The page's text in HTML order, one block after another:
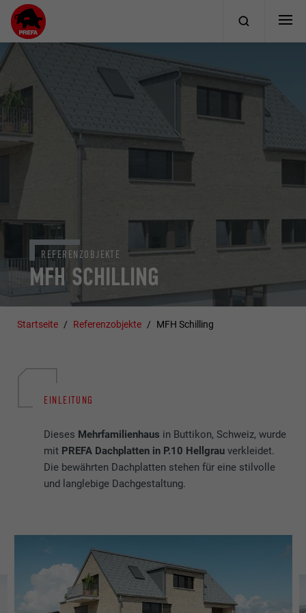
MFH SCHILLING
REFERENZOBJEKTE
Startseite Referenzobjekte MFH Schilling
EINLEITUNG
Dieses Mehrfamilienhaus in Buttikon, Schweiz, wurde
mit PREFA Dachplatten in P.10 Hellgrau verkleidet.
Die bewährten Dachplatten stehen für eine stilvolle
und langlebige Dachgestaltung.